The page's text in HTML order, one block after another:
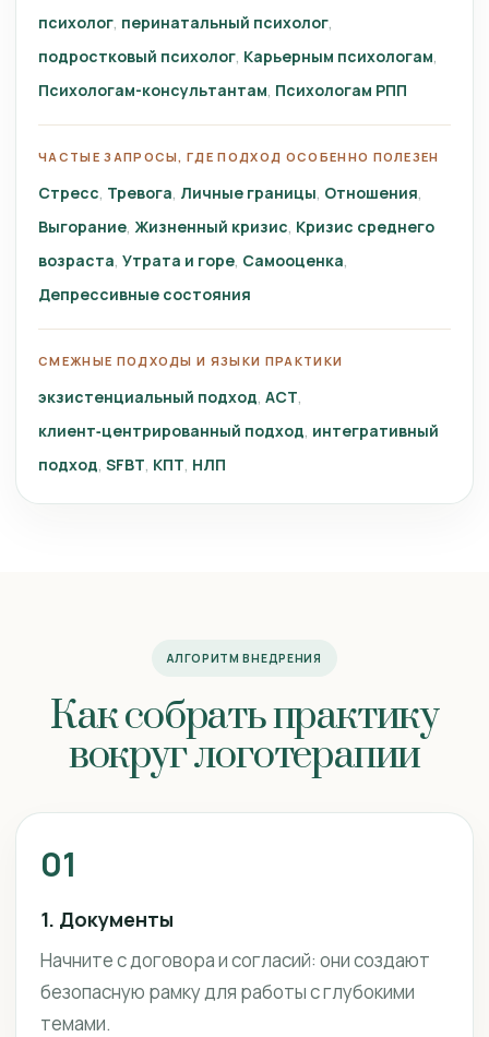
психолог перинатальный психолог
подростковый психолог Карьерным психологам
Психологам-консультантам Психологам РПП
ЧАСТЫЕ ЗАПРОСЫ, ГДЕ ПОДХОД ОСОБЕННО ПОЛЕЗЕН
Стресс Тревога Личные границы Отношения
Выгорание Жизненный кризис Кризис среднего
возраста Утрата и горе Самооценка
Депрессивные состояния
СМЕЖНЫЕ ПОДХОДЫ И ЯЗЫКИ ПРАКТИКИ
экзистенциальный подход ACT
клиент‑центрированный подход интегративный
подход SFBT КПТ НЛП
АЛГОРИТМ ВНЕДРЕНИЯ
Как собрать практику
вокруг логотерапии
01
1. Документы
Начните с договора и согласий: они создают
безопасную рамку для работы с глубокими
темами.